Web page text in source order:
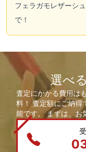
フェラガモレザーシ
で！
選べる
査定にかかる費用は
料！ 査定額にご納得
能です。 まずは、お